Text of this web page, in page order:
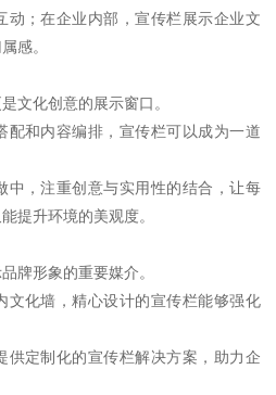
动；在企业内部，宣传栏展示企业文
感。
文化创意的展示窗口。
配和内容编排，宣传栏可以成为一道
中，注重创意与实用性的结合，让每
提升环境的美观度。
牌形象的重要媒介。
文化墙，精心设计的宣传栏能够强化
供定制化的宣传栏解决方案，助力企